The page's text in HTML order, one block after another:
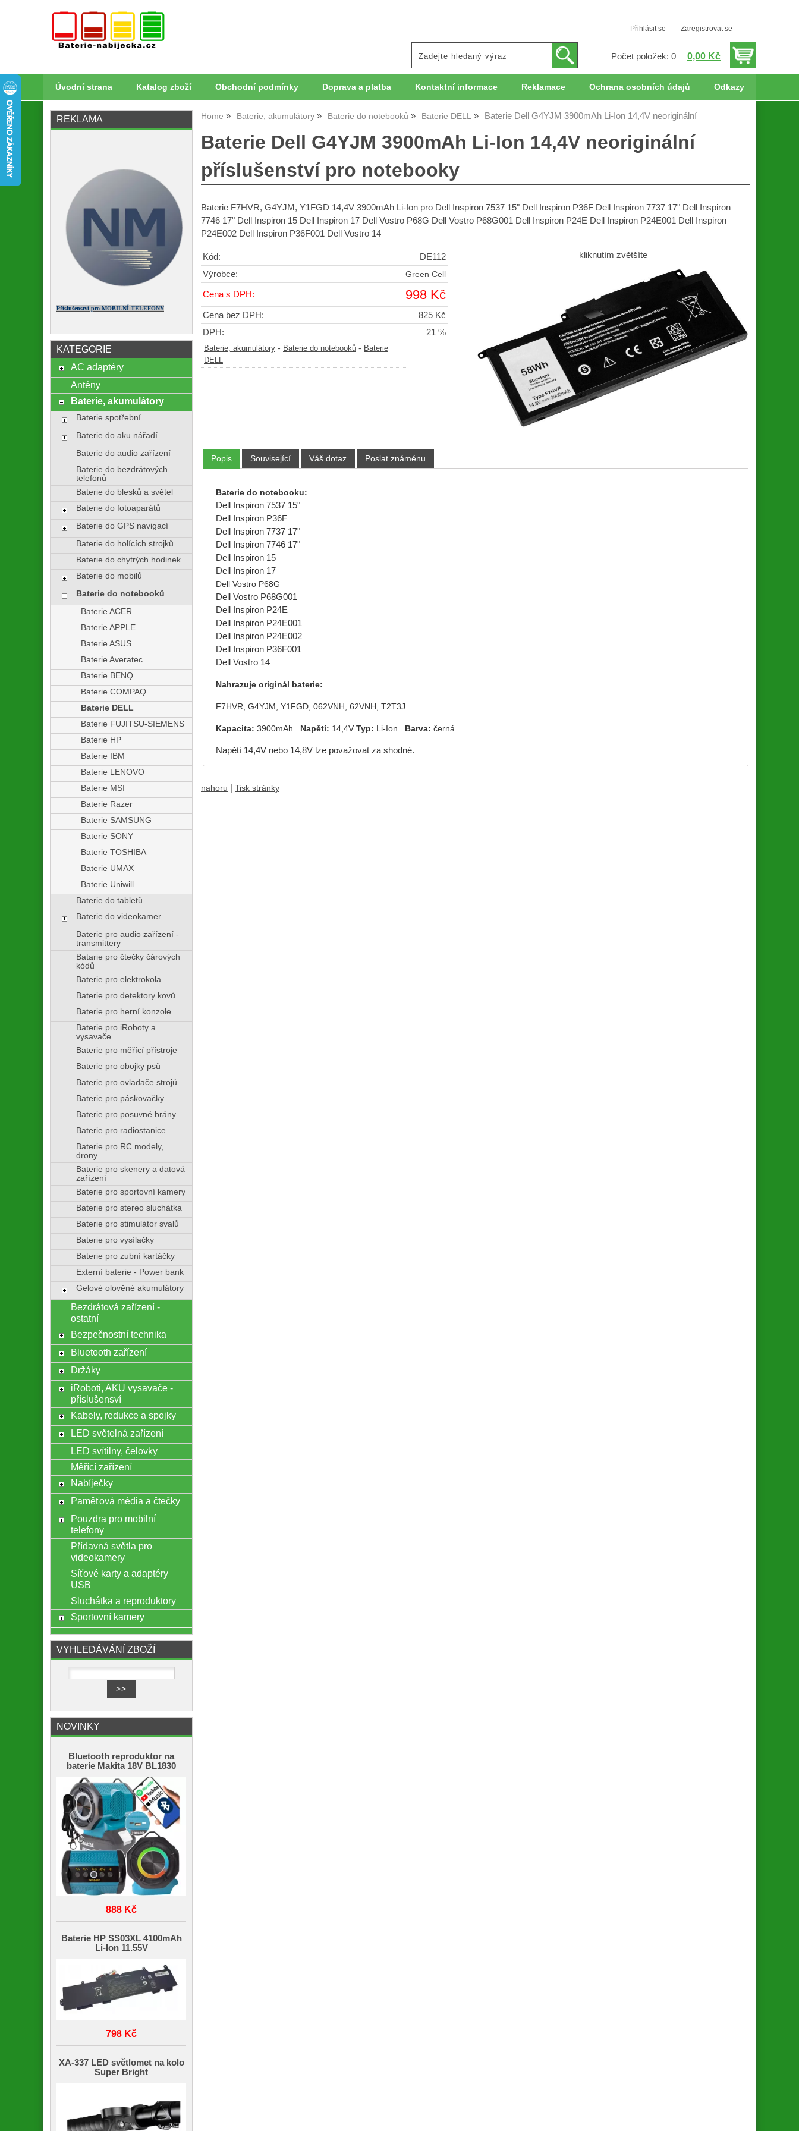
Přihlásit se Zaregistrovat se
Počet položek: 0 0,00 Kč
Úvodní strana Katalog zboží Obchodní podmínky Doprava a platba Kontaktní informace Reklamace Ochrana osobních údajů Odkazy
Home Baterie, akumulátory Baterie do notebooků Baterie DELL Baterie Dell G4YJM 3900mAh Li-Ion 14,4V neoriginální
Baterie Dell G4YJM 3900mAh Li-Ion 14,4V neoriginální
příslušenství pro notebooky
Baterie F7HVR, G4YJM, Y1FGD 14,4V 3900mAh Li-Ion pro Dell Inspiron 7537 15" Dell Inspiron P36F Dell Inspiron 7737 17" Dell Inspiron
7746 17" Dell Inspiron 15 Dell Inspiron 17 Dell Vostro P68G Dell Vostro P68G001 Dell Inspiron P24E Dell Inspiron P24E001 Dell Inspiron
P24E002 Dell Inspiron P36F001 Dell Vostro 14
kliknutím zvětšíte
Kód:
DE112
Výrobce:
Green Cell
Cena s DPH: 998 Kč
Cena bez DPH:
825 Kč
DPH:
21 %
Baterie, akumulátory - Baterie do notebooků - Baterie
DELL
Popis Související Váš dotaz Poslat známénu
Baterie do notebooku:
Dell Inspiron 7537 15"
Dell Inspiron P36F
Dell Inspiron 7737 17"
Dell Inspiron 7746 17"
Dell Inspiron 15
Dell Inspiron 17
Dell Vostro P68G
Dell Vostro P68G001
Dell Inspiron P24E
Dell Inspiron P24E001
Dell Inspiron P24E002
Dell Inspiron P36F001
Dell Vostro 14
Nahrazuje originál baterie:
F7HVR, G4YJM, Y1FGD, 062VNH, 62VNH, T2T3J
Kapacita: 3900mAh Napětí: 14,4V Typ: Li-Ion Barva: černá
Napětí 14,4V nebo 14,8V lze považovat za shodné.
nahoru Tisk stránky
REKLAMA
Příslušenství pro MOBILNÍ TELEFONY
KATEGORIE
AC adaptéry
Antény
Baterie, akumulátory
Baterie spotřební
Baterie do aku nářadí
Baterie do audio zařízení
Baterie do bezdrátových
telefonů
Baterie do blesků a světel
Baterie do fotoaparátů
Baterie do GPS navigací
Baterie do holících strojků
Baterie do chytrých hodinek
Baterie do mobilů
Baterie do notebooků
Baterie ACER
Baterie APPLE
Baterie ASUS
Baterie Averatec
Baterie BENQ
Baterie COMPAQ
Baterie DELL
Baterie FUJITSU-SIEMENS
Baterie HP
Baterie IBM
Baterie LENOVO
Baterie MSI
Baterie Razer
Baterie SAMSUNG
Baterie SONY
Baterie TOSHIBA
Baterie UMAX
Baterie Uniwill
Baterie do tabletů
Baterie do videokamer
Baterie pro audio zařízení -
transmittery
Batarie pro čtečky čárových
kódů
Baterie pro elektrokola
Baterie pro detektory kovů
Baterie pro herní konzole
Baterie pro iRoboty a
vysavače
Baterie pro měřící přístroje
Baterie pro obojky psů
Baterie pro ovladače strojů
Baterie pro páskovačky
Baterie pro posuvné brány
Baterie pro radiostanice
Baterie pro RC modely,
drony
Baterie pro skenery a datová
zařízení
Baterie pro sportovní kamery
Baterie pro stereo sluchátka
Baterie pro stimulátor svalů
Baterie pro vysílačky
Baterie pro zubní kartáčky
Externí baterie - Power bank
Gelové olověné akumulátory
Bezdrátová zařízení -
ostatní
Bezpečnostní technika
Bluetooth zařízení
Držáky
iRoboti, AKU vysavače -
příslušensví
Kabely, redukce a spojky
LED světelná zařízení
LED svítilny, čelovky
Měřící zařízení
Nabíječky
Paměťová média a čtečky
Pouzdra pro mobilní
telefony
Přídavná světla pro
videokamery
Síťové karty a adaptéry
USB
Sluchátka a reproduktory
Sportovní kamery
VYHLEDÁVÁNÍ ZBOŽÍ
NOVINKY
Bluetooth reproduktor na
baterie Makita 18V BL1830
888 Kč
Baterie HP SS03XL 4100mAh
Li-Ion 11.55V
798 Kč
XA-337 LED světlomet na kolo
Super Bright